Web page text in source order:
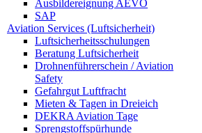
Ausbildereignung AEVO
SAP
Aviation Services (Luftsicherheit)
Luftsicherheitsschulungen
Beratung Luftsicherheit
Drohnenführerschein / Aviation
Safety
Gefahrgut Luftfracht
Mieten & Tagen in Dreieich
DEKRA Aviation Tage
Sprengstoffspürhunde